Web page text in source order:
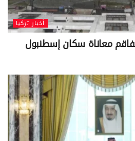
أخبار تركيا
معاناة سكان إسطنبول